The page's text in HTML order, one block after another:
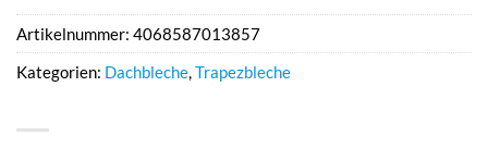
Artikelnummer: 4068587013857
Kategorien: Dachbleche,Trapezbleche